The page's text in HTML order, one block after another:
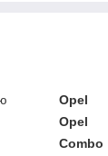
Opel
Opel
Combo